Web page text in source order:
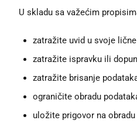
U skladu sa važećim
zatražite uvid u svoje
zatražite ispravku ili
zatražite brisanje
ograničite obradu
uložite prigovor na